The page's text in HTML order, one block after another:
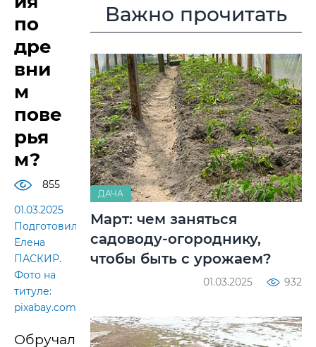
по
дре
вни
м
пове
рья
м?
855
01.03.2025
Подготовила
Елена
ПАСКИР.
Фото на
титуле:
pixabay.com
Обручальное
Важно прочитать
ДАЧА
Март: чем заняться
садоводу-огороднику,
чтобы быть с урожаем?
01.03.2025 932